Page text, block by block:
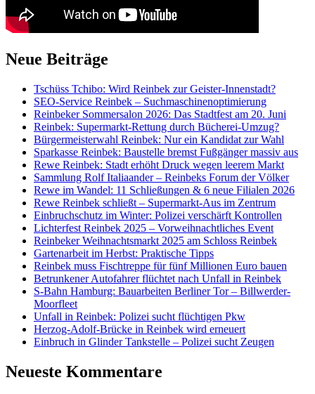
Neue Beiträge
Tschüss Tchibo: Wird Reinbek zur Geister-Innenstadt?
SEO-Service Reinbek – Suchmaschinenoptimierung
Reinbeker Sommersalon 2026: Das Stadtfest am 20. Juni
Reinbek: Supermarkt-Rettung durch Bücherei-Umzug?
Bürgermeisterwahl Reinbek: Nur ein Kandidat zur Wahl
Sparkasse Reinbek: Baustelle bremst Fußgänger massiv aus
Rewe Reinbek: Stadt erhöht Druck wegen leerem Markt
Sammlung Rolf Italiaander – Reinbeks Forum der Völker
Rewe im Wandel: 11 Schließungen & 6 neue Filialen 2026
Rewe Reinbek schließt – Supermarkt-Aus im Zentrum
Einbruchschutz im Winter: Polizei verschärft Kontrollen
Lichterfest Reinbek 2025 – Vorweihnachtliches Event
Reinbeker Weihnachtsmarkt 2025 am Schloss Reinbek
Gartenarbeit im Herbst: Praktische Tipps
Reinbek muss Fischtreppe für fünf Millionen Euro bauen
Betrunkener Autofahrer flüchtet nach Unfall in Reinbek
S-Bahn Hamburg: Bauarbeiten Berliner Tor – Billwerder-
Moorfleet
Unfall in Reinbek: Polizei sucht flüchtigen Pkw
Herzog-Adolf-Brücke in Reinbek wird erneuert
Einbruch in Glinder Tankstelle – Polizei sucht Zeugen
Neueste Kommentare